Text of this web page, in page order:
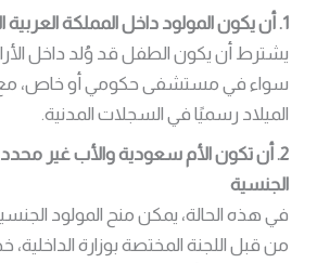
1. أن يكون المولود داخل المملكة العربية السعودية
يشترط أن يكون الطفل قد وُلد داخل
سواء في مستشفى حكومي أو خاص، مع
الميلاد رسميًا في السجلات المدنية.
2. أن تكون الأم سعودية والأب غير
الجنسية
في هذه الحالة، يمكن منح المولود
من قبل اللجنة المختصة بوزارة الداخلية،